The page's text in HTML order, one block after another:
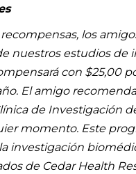
recompensas, los
nuestros estudios de
con $25,00
El amigo
de Investigación
momento. Este
investigación
de Cedar Health